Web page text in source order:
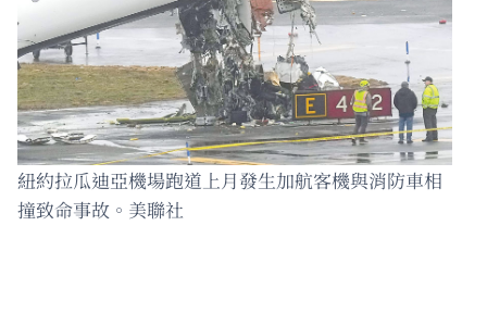
紐約拉瓜迪亞機場跑道上月發生加航客機與消防車相
撞致命事故。美聯社